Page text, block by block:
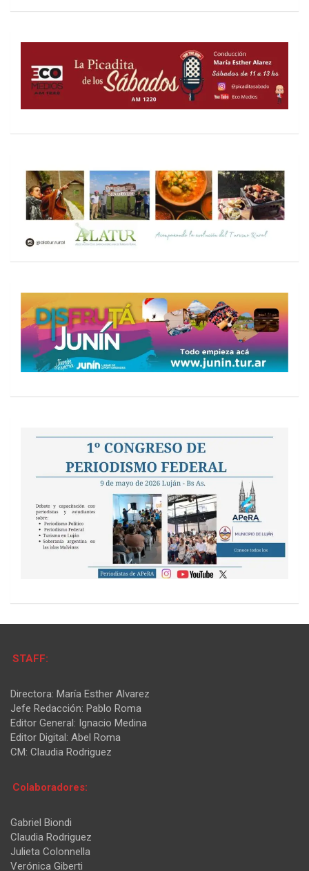
STAFF:
Directora: María Esther Alvarez
Jefe Redacción: Pablo Roma
Editor General: Ignacio Medina
Editor Digital: Abel Roma
CM: Claudia Rodriguez
Colaboradores:
Gabriel Biondi
Claudia Rodriguez
Julieta Colonnella
Verónica Giberti